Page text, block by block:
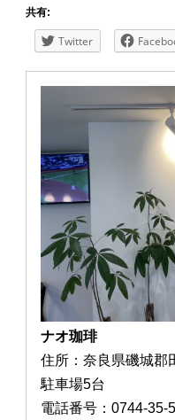
共有:
Twitter
ナオ珈琲
住所：奈良県磯城郡
駐車場5台
電話番号：0744-35-